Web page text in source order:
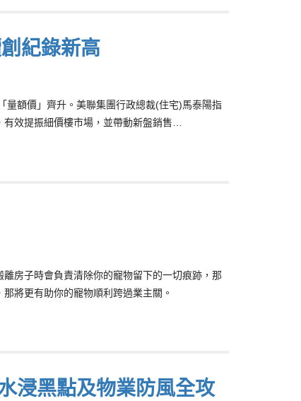
紀錄新高
量額價」齊升。美聯集團行政總裁(住宅)馬泰陽指
效提振細價樓市場，並帶動新盤銷售…
房子時會負責清除你的寵物留下的一切痕跡，那
將更有助你的寵物順利跨過業主關。
浸黑點及物業防風全攻